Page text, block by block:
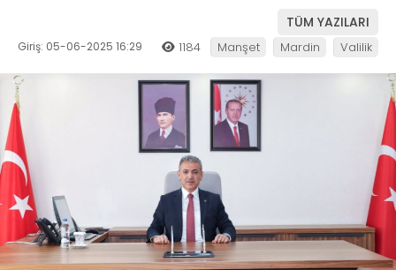
TÜM YAZILARI
Giriş: 05-06-2025 16:29 1184 Manşet Mardin Valilik